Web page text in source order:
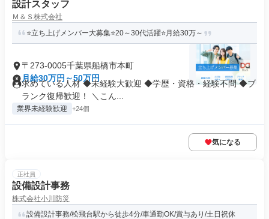
設計スタッフ
Ｍ＆Ｓ株式会社
⭐立ち上げメンバー大募集⭐20～30代活躍⭐月給30万～
〒273-0005千葉県船橋市本町
月給30万円～50万円
求めている人材 ◆未経験大歓迎 ◆学歴・資格・経験不問 ◆ブ
ランク復帰歓迎！ ＼こん...
業界未経験歓迎 +24個
気になる
正社員
設備設計事務
株式会社小川防災
設備設計事務/松飛台駅から徒歩4分/車通勤OK/賞与あり/土日祝休